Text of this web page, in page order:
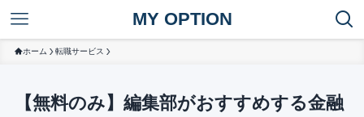
MY OPTION
ホーム 転職サービス
【無料のみ】編集部がおすすめする金融